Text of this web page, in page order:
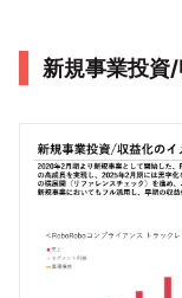
新規事業投資